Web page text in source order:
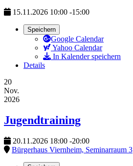
15.11.2026 10:00 -15:00
Speichern
Google Calendar
Yahoo Calendar
In Kalender speichern
Details
20
Nov.
2026
Jugendtraining
20.11.2026 18:00 -20:00
Bürgerhaus Viernheim, Seminarraum 3